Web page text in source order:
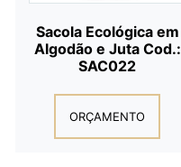
Sacola Ecológica em
Algodão e Juta Cod.:
SAC022
ORÇAMENTO